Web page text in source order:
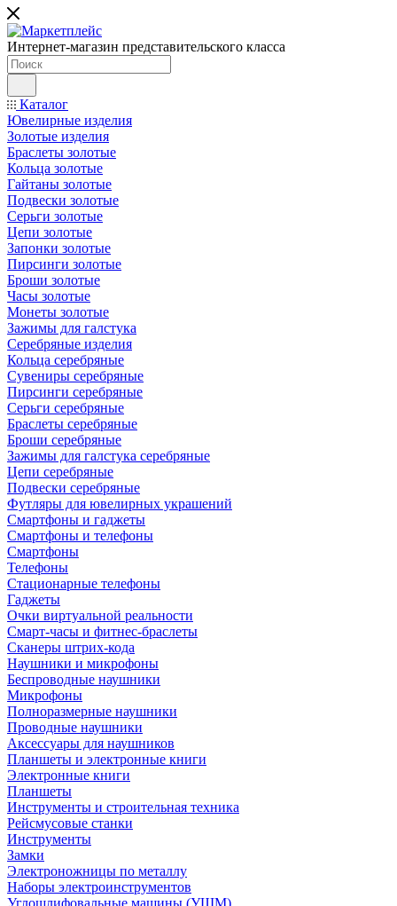
Интернет-магазин представительского класса
Каталог
Ювелирные изделия
Золотые изделия
Браслеты золотые
Кольца золотые
Гайтаны золотые
Подвески золотые
Серьги золотые
Цепи золотые
Запонки золотые
Пирсинги золотые
Броши золотые
Часы золотые
Монеты золотые
Зажимы для галстука
Серебряные изделия
Кольца серебряные
Сувениры серебряные
Пирсинги серебряные
Серьги серебряные
Браслеты серебряные
Броши серебряные
Зажимы для галстука серебряные
Цепи серебряные
Подвески серебряные
Футляры для ювелирных украшений
Смартфоны и гаджеты
Смартфоны и телефоны
Смартфоны
Телефоны
Стационарные телефоны
Гаджеты
Очки виртуальной реальности
Смарт-часы и фитнес-браслеты
Сканеры штрих-кода
Наушники и микрофоны
Беспроводные наушники
Микрофоны
Полноразмерные наушники
Проводные наушники
Аксессуары для наушников
Планшеты и электронные книги
Электронные книги
Планшеты
Инструменты и строительная техника
Рейсмусовые станки
Инструменты
Замки
Электроножницы по металлу
Наборы электроинструментов
Углошлифовальные машины (УШМ)